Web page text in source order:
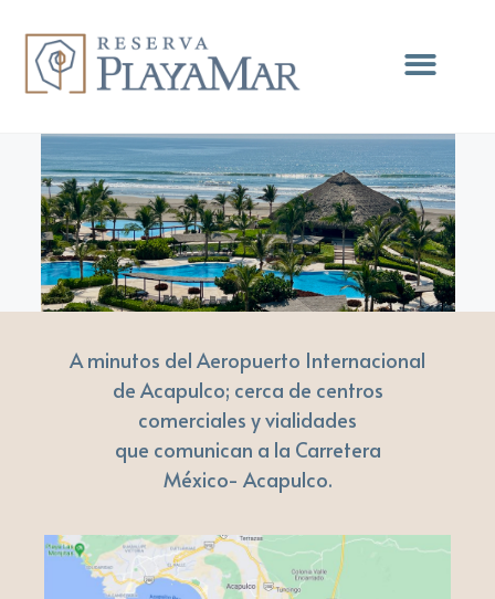
A minutos del Aeropuerto Internacional
de Acapulco; cerca de centros
comerciales y vialidades
que comunican a la Carretera
México- Acapulco.